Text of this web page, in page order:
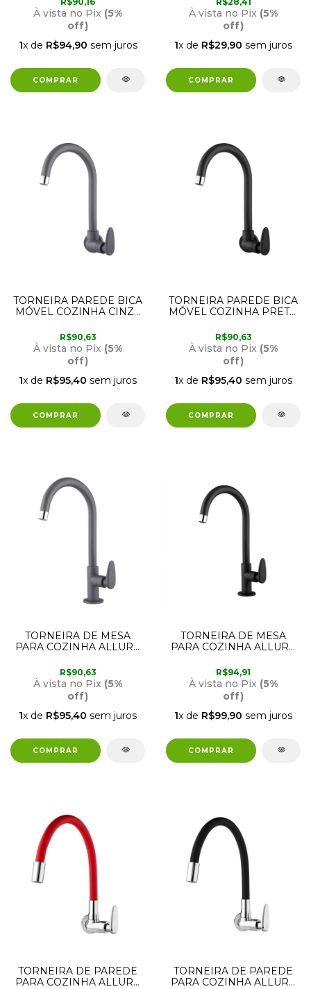
300005610 TIGRE
À vista no Pix (5%
off)
1x de R$94,90 sem juros
À vista no Pix (5%
off)
1x de R$29,90 sem juros
TORNEIRA PAREDE BICA
MÓVEL COZINHA CINZA
R$90,63
À vista no Pix (5%
off)
1x de R$95,40 sem juros
TORNEIRA PAREDE BICA
MÓVEL COZINHA PRETO
R$90,63
À vista no Pix (5%
off)
1x de R$95,40 sem juros
TORNEIRA DE MESA
PARA COZINHA ALLURE
1170312 VIQUA
R$90,63
À vista no Pix (5%
off)
1x de R$95,40 sem juros
TORNEIRA DE MESA
PARA COZINHA ALLURE
VIQUA
R$94,91
À vista no Pix (5%
off)
1x de R$99,90 sem juros
TORNEIRA DE PAREDE
PARA COZINHA ALLURE
TORNEIRA DE PAREDE
PARA COZINHA ALLURE